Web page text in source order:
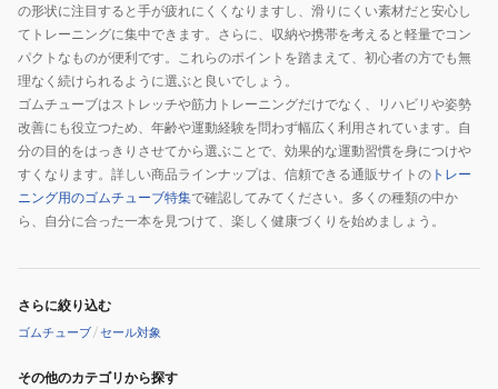
の形状に注目すると手が疲れにくくなりますし、滑りにくい素材だと安心し
てトレーニングに集中できます。さらに、収納や携帯を考えると軽量でコン
パクトなものが便利です。これらのポイントを踏まえて、初心者の方でも無
理なく続けられるように選ぶと良いでしょう。
ゴムチューブはストレッチや筋力トレーニングだけでなく、リハビリや姿勢
改善にも役立つため、年齢や運動経験を問わず幅広く利用されています。自
分の目的をはっきりさせてから選ぶことで、効果的な運動習慣を身につけや
すくなります。詳しい商品ラインナップは、信頼できる通販サイトの トレー
ニング用のゴムチューブ特集で確認してみてください。多くの種類の中か
ら、自分に合った一本を見つけて、楽しく健康づくりを始めましょう。
さらに絞り込む
ゴムチューブ/セール対象
その他のカテゴリから探す